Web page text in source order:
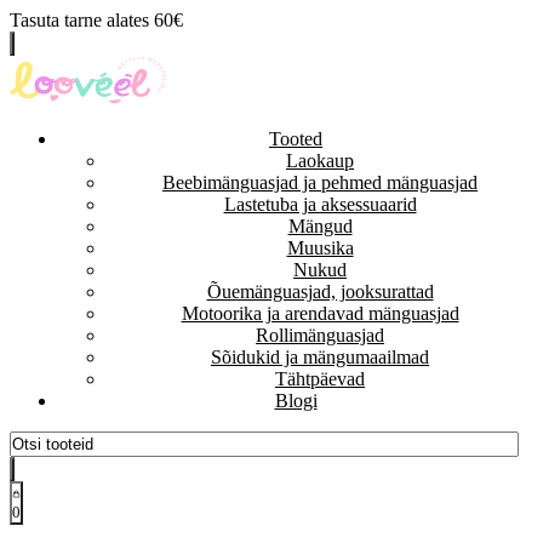
Tasuta tarne alates 60€
Tooted
Laokaup
Beebimänguasjad ja pehmed mänguasjad
Lastetuba ja aksessuaarid
Mängud
Muusika
Nukud
Õuemänguasjad, jooksurattad
Motoorika ja arendavad mänguasjad
Rollimänguasjad
Sõidukid ja mängumaailmad
Tähtpäevad
Blogi
0